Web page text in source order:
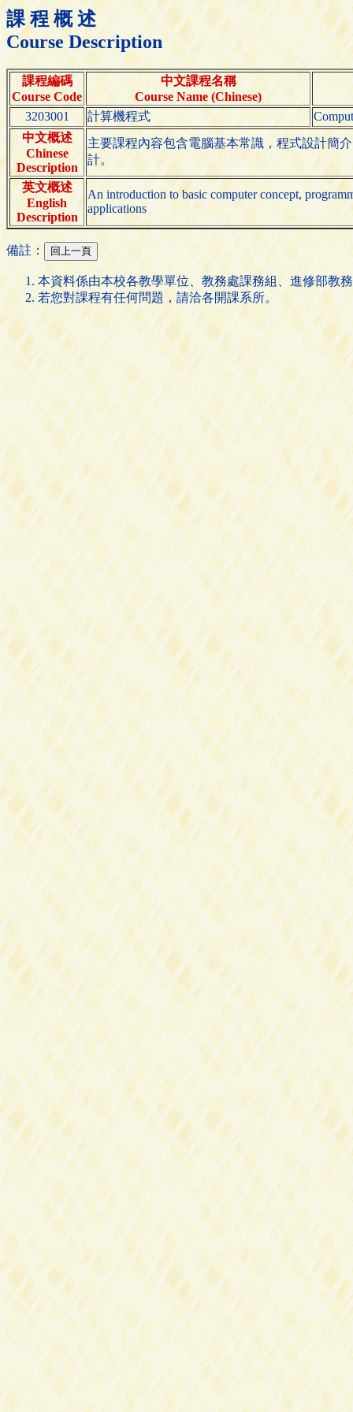
課 程 概 述
Course Description
課程編碼
Course Code
中文課程名稱
Course Name (Chinese)
3203001
計算機程式
中文概述
Chinese
Description
主要課程內容包含電腦基本常識，程式設計簡
計。
英文概述
English
Description
An introduction to basic computer concept,
applications
備註：
本資料係由本校各教學單位、教務處課務組、進修部教
若您對課程有任何問題，請洽各開課系所。